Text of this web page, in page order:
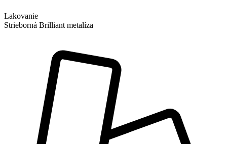
Lakovanie
Strieborná Brilliant metalíza